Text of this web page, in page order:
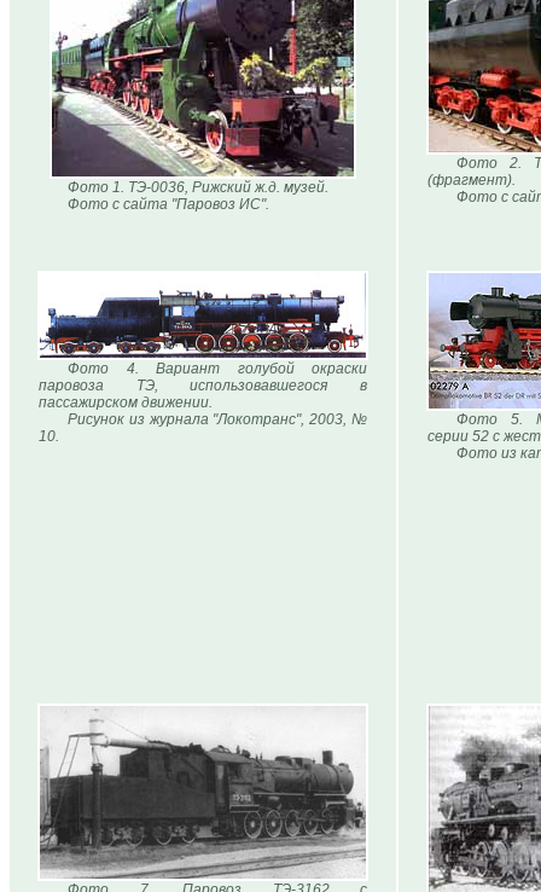
Фото 1. ТЭ-0036, Рижский ж.д. музей.
Фото с сайта "Паровоз ИС".
Фото 2.
(фрагмент).
Фото с
Фото 4. Вариант голубой окраски
паровоза ТЭ, использовавшегося в
пассажирском движении.
Рисунок из журнала "Локотранс", 2003, №
10.
Фото 5.
серии 52 с
Фото из